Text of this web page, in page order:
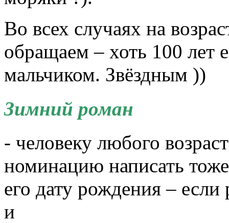
Во всех случаях на
обращаем – хоть 100 лет
мальчиком. Звёздным ))
Зимний роман
- человеку любого
номинацию написать
его дату рождения –
и